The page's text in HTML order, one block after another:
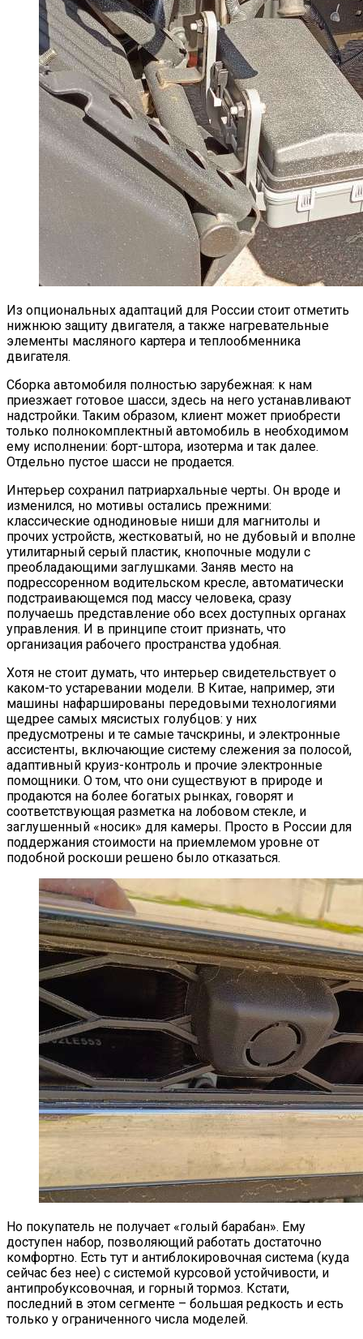
Из опциональных адаптаций для России стоит отметить
нижнюю защиту двигателя, а также нагревательные
элементы масляного картера и теплообменника
двигателя.
Сборка автомобиля полностью зарубежная: к нам
приезжает готовое шасси, здесь на него устанавливают
надстройки. Таким образом, клиент может приобрести
только полнокомплектный автомобиль в необходимом
ему исполнении: борт-штора, изотерма и так далее.
Отдельно пустое шасси не продается.
Интерьер сохранил патриархальные черты. Он вроде и
изменился, но мотивы остались прежними:
классические однодиновые ниши для магнитолы и
прочих устройств, жестковатый, но не дубовый и вполне
утилитарный серый пластик, кнопочные модули с
преобладающими заглушками. Заняв место на
подрессоренном водительском кресле, автоматически
подстраивающемся под массу человека, сразу
получаешь представление обо всех доступных органах
управления. И в принципе стоит признать, что
организация рабочего пространства удобная.
Хотя не стоит думать, что интерьер свидетельствует о
каком-то устаревании модели. В Китае, например, эти
машины нафаршированы передовыми технологиями
щедрее самых мясистых голубцов: у них
предусмотрены и те самые тачскрины, и электронные
ассистенты, включающие систему слежения за полосой,
адаптивный круиз-контроль и прочие электронные
помощники. О том, что они существуют в природе и
продаются на более богатых рынках, говорят и
соответствующая разметка на лобовом стекле, и
заглушенный «носик» для камеры. Просто в России для
поддержания стоимости на приемлемом уровне от
подобной роскоши решено было отказаться.
Но покупатель не получает «голый барабан». Ему
доступен набор, позволяющий работать достаточно
комфортно. Есть тут и антиблокировочная система (куда
сейчас без нее) с системой курсовой устойчивости, и
антипробуксовочная, и горный тормоз. Кстати,
последний в этом сегменте – большая редкость и есть
только у ограниченного числа моделей.